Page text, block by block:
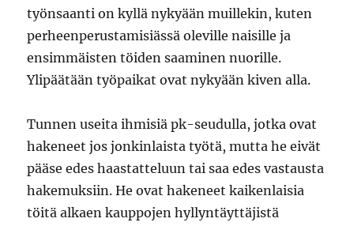
työnsaanti on kyllä nykyään muillekin, kuten
perheenperustamisiässä oleville naisille ja
ensimmäisten töiden saaminen nuorille.
Ylipäätään työpaikat ovat nykyään kiven alla.
Tunnen useita ihmisiä pk-seudulla, jotka ovat
hakeneet jos jonkinlaista työtä, mutta he eivät
pääse edes haastatteluun tai saa edes vastausta
hakemuksiin. He ovat hakeneet kaikenlaisia
töitä alkaen kauppojen hyllyntäyttäjistä